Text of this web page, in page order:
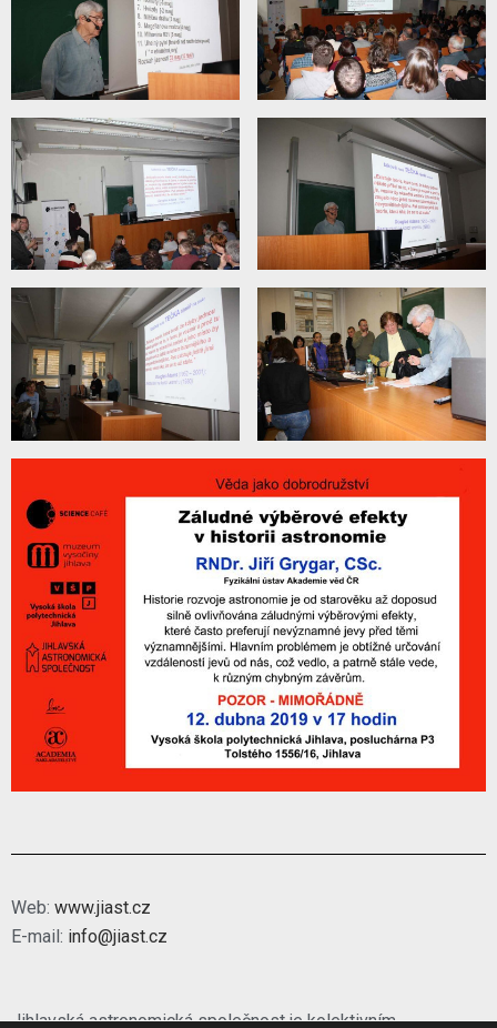
Web: www.jiast.cz
E-mail: info@jiast.cz
Jihlavská astronomická společnost je kolektivním